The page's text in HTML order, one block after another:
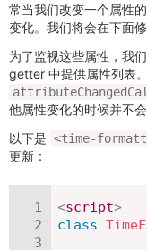
常当我们改变一个属性
变化。我们将会在下面修
为了监视这些属性，我
getter 中提供属性列表
他属性变化的时候并不
以下是 <time-
更新：
<script>
class